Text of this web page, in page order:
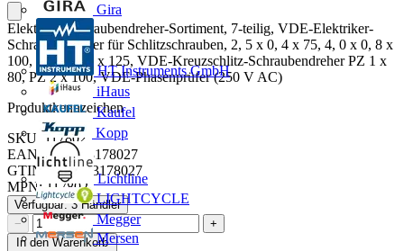
Gira
HT Instruments GmbH
iHaus
Kaufel
Kopp
Lichtline
LIGHTCYCLE
Megger
Mersen
Elektriker-Schraubendreher-Sortiment, 7-teilig, VDE-Elektriker-
Schraubendreher für Schlitzschrauben, 2, 5 x 0, 4 x 75, 4, 0 x 0, 8 x
100, 5, 5 x 1, 0 x 125, VDE-Kreuzschlitz-Schraubendreher PZ 1 x
80, PZ 2 x 100, VDE-Phasenprüfer (250 V AC)
Produktkennzeichen
SKU: 117802
EAN: 4021103178027
GTIN: 4021103178027
MPN: 117802
Verfügbar: 3 Händler
−
+
In den Warenkorb